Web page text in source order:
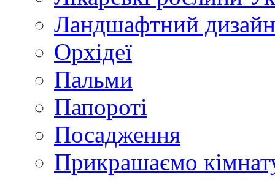
Ландшафтний дизайн
Орхідеї
Пальми
Папороті
Посадження
Прикрашаємо